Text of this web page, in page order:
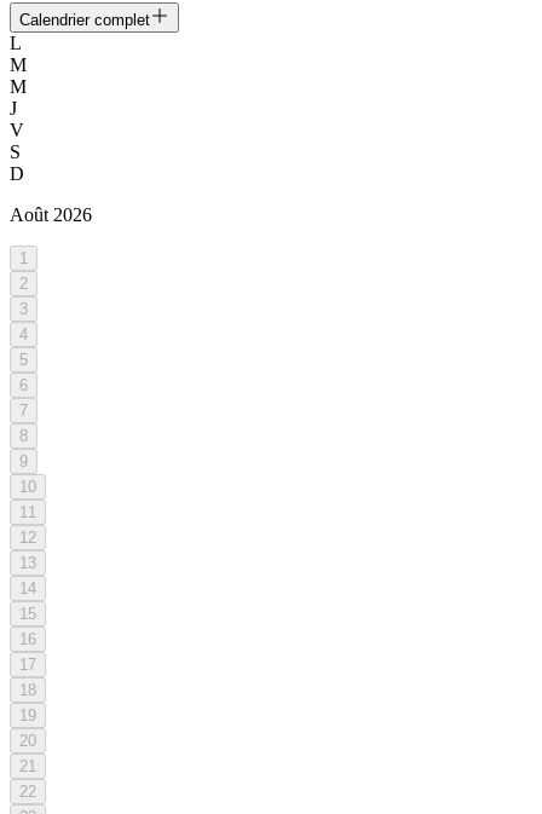
Calendrier complet
L
M
M
J
V
S
D
Août 2026
1
2
3
4
5
6
7
8
9
10
11
12
13
14
15
16
17
18
19
20
21
22